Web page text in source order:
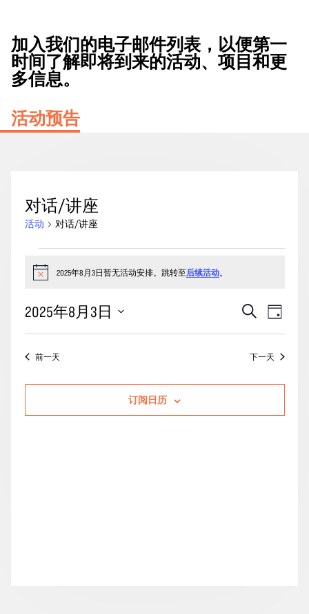
加入我们的电子邮件列表，以便第一
时间了解即将到来的活动、项目和更
多信息。
活动预告
对话/讲座
活动 对话/讲座
年
月
3
日
动
通
2025年8月3日暂无活动安排。跳转至后续活动。
活
动
搜
索
和
搜
事
件
视
导
天
2025年8月3日
日
前一天 下一天
订阅日历